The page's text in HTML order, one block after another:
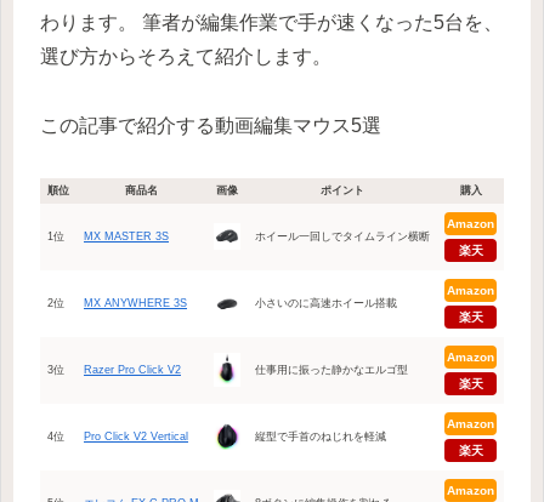
わります。 筆者が編集作業で手が速くなった5台を、
選び方からそろえて紹介します。
この記事で紹介する動画編集マウス5選
順位 商品名 画像 ポイント 購入
1位 MX MASTER 3S ホイール一回しでタイムライン横断
Amazon
楽天
2位 MX ANYWHERE 3S 小さいのに高速ホイール搭載
Amazon
楽天
3位 Razer Pro Click V2 仕事用に振った静かなエルゴ型
Amazon
楽天
4位 Pro Click V2 Vertical 縦型で手首のねじれを軽減
Amazon
楽天
Amazon